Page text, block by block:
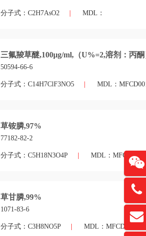
分子式：C2H7AsO2 MDL：
三氟羧草醚,100μg/ml,（U%=2,溶剂：丙
50594-66-6
分子式：C14H7ClF3NO5 MDL：
草铵膦,97%
77182-82-2
分子式：C5H18N3O4P MDL：
草甘膦,99%
1071-83-6
分子式：C3H8NO5P MDL：
扫